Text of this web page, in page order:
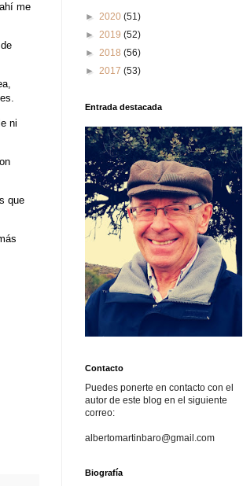
me
ni
que
► 2020 (51)
► 2019 (52)
► 2018 (56)
► 2017 (53)
Entrada destacada
Contacto
Puedes ponerte en contacto con el
autor de este blog en el siguiente
correo:
albertomartinbaro@gmail.com
Biografía